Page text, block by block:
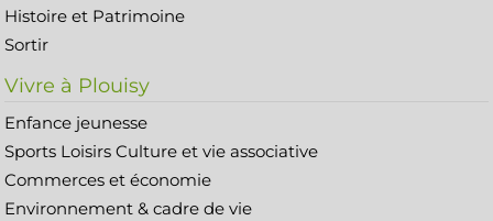
Histoire et Patrimoine
Sortir
Vivre à Plouisy
Enfance jeunesse
Sports Loisirs Culture et vie associative
Commerces et économie
Environnement & cadre de vie